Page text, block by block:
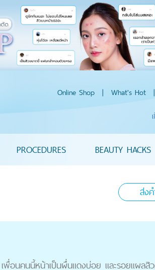
Online Shop | What's Hot |
PROCEDURES BEAUTY HACKS
ส่ง
อนคนนี้หน้าเป็นผื่นแดงบ่อย และรอยแผลสิ